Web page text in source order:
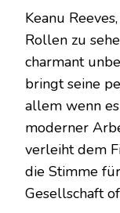
Keanu
Rollen zu
charmant
bringt seine
allem wenn
moderner
verleiht dem
die Stimme
Gesellschaft